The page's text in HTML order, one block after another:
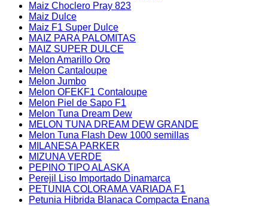
Maiz Choclero Pray 823
Maiz Dulce
Maiz F1 Super Dulce
MAIZ PARA PALOMITAS
MAIZ SUPER DULCE
Melon Amarillo Oro
Melon Cantaloupe
Melon Jumbo
Melon OFEKF1 Contaloupe
Melon Piel de Sapo F1
Melon Tuna Dream Dew
MELON TUNA DREAM DEW GRANDE
Melon Tuna Flash Dew 1000 semillas
MILANESA PARKER
MIZUNA VERDE
PEPINO TIPO ALASKA
Perejil Liso Importado Dinamarca
PETUNIA COLORAMA VARIADA F1
Petunia Hibrida Blanaca Compacta Enana